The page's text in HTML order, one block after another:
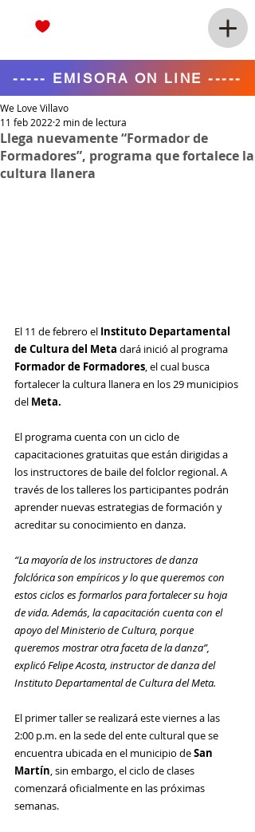
----- EMISORA ON LINE -----
Llega nuevamente “Formador de
Formadores”, programa que fortalece la
cultura llanera
We Love Villavo
11 feb 2022 2 min de lectura
El 11 de febrero el Instituto Departamental
de Cultura del Meta dará inició al programa
Formador de Formadores, el cual busca
fortalecer la cultura llanera en los 29 municipios
del Meta.
El programa cuenta con un ciclo de
capacitaciones gratuitas que están dirigidas a
los instructores de baile del folclor regional. A
través de los talleres los participantes podrán
aprender nuevas estrategias de formación y
acreditar su conocimiento en danza.
“La mayoría de los instructores de danza
folclórica son empíricos y lo que queremos con
estos ciclos es formarlos para fortalecer su hoja
de vida. Además, la capacitación cuenta con el
apoyo del Ministerio de Cultura, porque
queremos mostrar otra faceta de la danza”,
explicó Felipe Acosta, instructor de danza del
Instituto Departamental de Cultura del Meta.
El primer taller se realizará este viernes a las
2:00 p.m. en la sede del ente cultural que se
encuentra ubicada en el municipio de San
Martín, sin embargo, el ciclo de clases
comenzará oficialmente en las próximas
semanas.